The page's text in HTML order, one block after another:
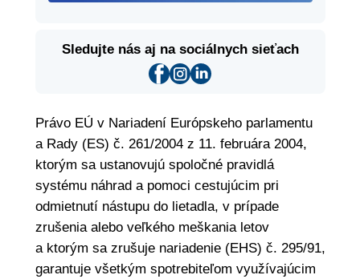
Sledujte nás aj na sociálnych sieťach
Právo EÚ v Nariadení Európskeho parlamentu
a Rady (ES) č. 261/2004 z 11. februára 2004,
ktorým sa ustanovujú spoločné pravidlá
systému náhrad a pomoci cestujúcim pri
odmietnutí nástupu do lietadla, v prípade
zrušenia alebo veľkého meškania letov
a ktorým sa zrušuje nariadenie (EHS) č. 295/91,
garantuje všetkým spotrebiteľom využívajúcim